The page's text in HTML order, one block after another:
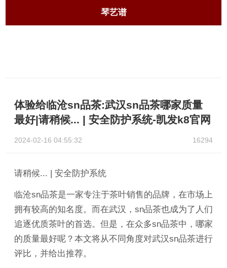
琴艺谱
体验给临沧sn品茶:武汉sn品茶哪家质量
最好|请稍候... | 安全防护系统-凯发k8官网
2024-02-16 04:55:32 16294
请稍候... | 安全防护系统
临沧sn品茶是一家专注于茶叶销售的品牌，在市场上
拥有较高的知名度。而在武汉，sn品茶也成为了人们
追逐优质茶叶的首选。但是，在众多sn品茶中，哪家
的质量最好呢？本文将从不同角度对武汉sn品茶进行
评比，并给出推荐。